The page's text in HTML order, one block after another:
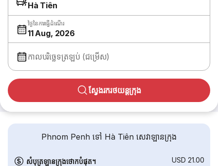
Hà Tiên
ថ្ងៃនៃការធ្វើដំណើរ
11 Aug, 2026
កាលបរិច្ឆេទត្រឡប់ (ជម្រើស)
ស្វែងរករថយន្តក្រុង
Phnom Penh ទៅ Hà Tiên សេវាឡានក្រុង
សំបុត្រឡានក្រុងថោកបំផុត។ USD 21.00